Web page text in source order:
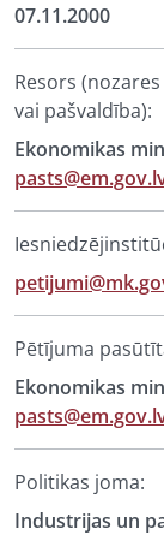
07.11.2000
Resors
vai pašvaldība):
Ekonomikas
Pētījuma
Ekonomikas
Politikas joma:
Industrijas un